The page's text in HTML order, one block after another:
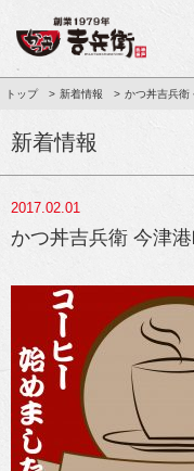
トップ 新着情報 かつ丼吉兵
新着情報
2017.02.01
かつ丼吉兵衛 今津